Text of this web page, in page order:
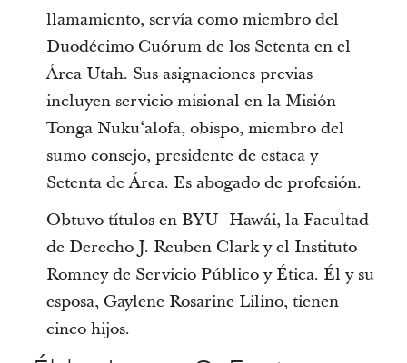
llamamiento, servía como miembro del
Duodécimo Cuórum de los Setenta en el
Área Utah. Sus asignaciones previas
incluyen servicio misional en la Misión
Tonga Nukuʻalofa, obispo, miembro del
sumo consejo, presidente de estaca y
Setenta de Área. Es abogado de profesión.
Obtuvo títulos en BYU–Hawái, la Facultad
de Derecho J. Reuben Clark y el Instituto
Romney de Servicio Público y Ética. Él y su
esposa, Gaylene Rosarine Lilino, tienen
cinco hijos.